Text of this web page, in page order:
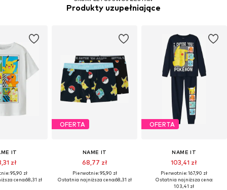
Produkty uzupełniające
IT
zł
95,90 zł
cena:68,31 zł
OFERTA
NAME IT
68,77 zł
Pierwotnie: 95,90 zł
Ostatnia najniższa cena:68,31 zł
OFERTA
NAME IT
103,41 zł
Pierwotnie: 167,90 zł
Ostatnia najniższa cena:
103,41 zł